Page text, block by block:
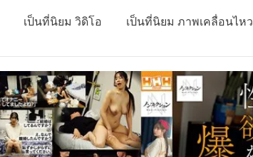
เป็นที่นิยม วิดิโอ เป็นที่นิยม ภาพเคลื่อนไหว